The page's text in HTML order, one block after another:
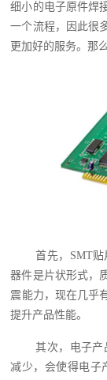
细小的电子原件焊
一个流程，因此很
更加好的服务。那
首先，SMT
器件是片状形式，
震能力，现在几乎
提升产品性能。
其次，电子产
减少，会使得电子